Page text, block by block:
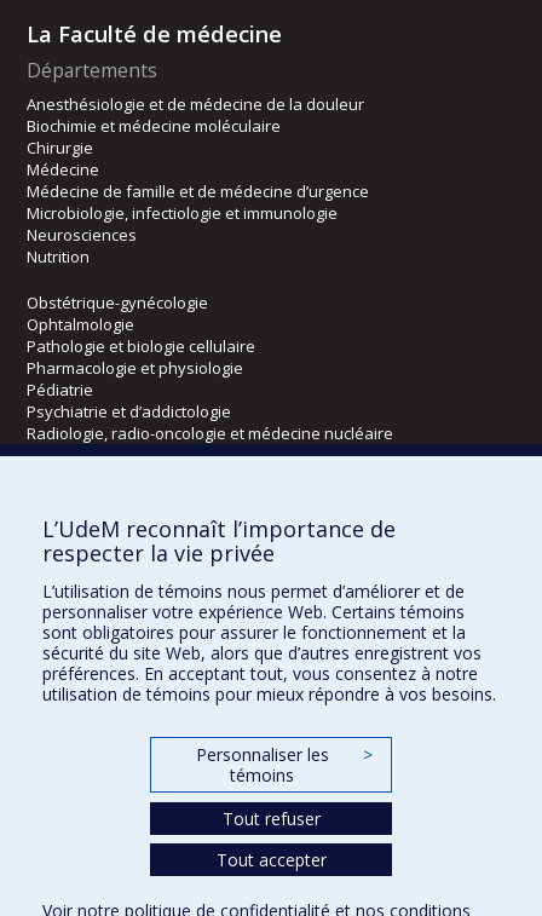
La Faculté de médecine
Départements
Anesthésiologie et de médecine de la douleur
Biochimie et médecine moléculaire
Chirurgie
Médecine
Médecine de famille et de médecine d’urgence
Microbiologie, infectiologie et immunologie
Neurosciences
Nutrition
Obstétrique-gynécologie
Ophtalmologie
Pathologie et biologie cellulaire
Pharmacologie et physiologie
Pédiatrie
Psychiatrie et d’addictologie
Radiologie, radio-oncologie et médecine nucléaire
Écoles
Kinésiologie et des sciences de l’activité physique
Orthophonie et audiologie
Réadaptation
Directions
DPC
CPASS
L’UdeM reconnaît l’importance de
respecter la vie privée
L’utilisation de témoins nous permet d’améliorer et de
personnaliser votre expérience Web. Certains témoins
sont obligatoires pour assurer le fonctionnement et la
sécurité du site Web, alors que d’autres enregistrent vos
préférences. En acceptant tout, vous consentez à notre
utilisation de témoins pour mieux répondre à vos besoins.
Personnaliser les
témoins
>
Tout refuser
Tout accepter
Voir notre politique de confidentialité et nos conditions